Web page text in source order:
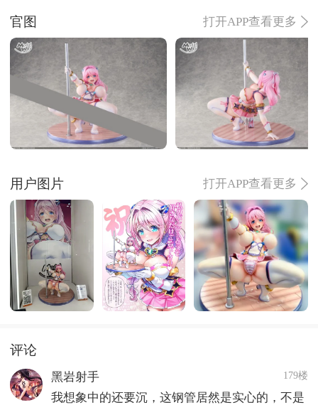
官图 打开APP查看更多
用户图片 打开APP查看更多
评论
黑岩射手 179楼
我想象中的还要沉，这钢管居然是实心的，不是